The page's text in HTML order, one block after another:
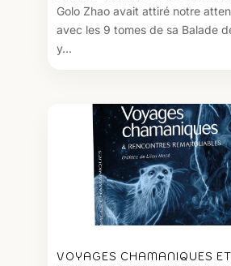
Golo Zhao avait attiré notre
avec les 9 tomes de sa Balade
y...
VOYAGES CHAMANIQUES ET